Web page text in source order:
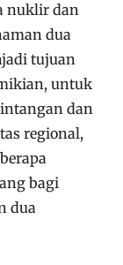
nuklir dan
dua
tujuan
untuk
dan
regional,
bagi
dua